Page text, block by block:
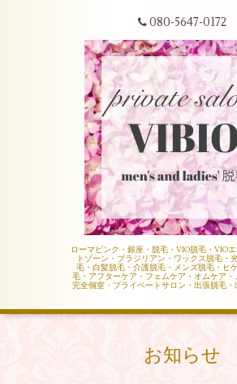
080-5647-0172
ローマピンク・銀座・脱毛・VIO脱毛・VIO
トゾーン・ブラジリアン・ワックス脱毛・
毛・白髪脱毛・介護脱毛・メンズ脱毛・ヒ
毛・アフターケア・フェムケア・オムケア・
完全個室・プライベートサロン・出張脱毛・
お知らせ